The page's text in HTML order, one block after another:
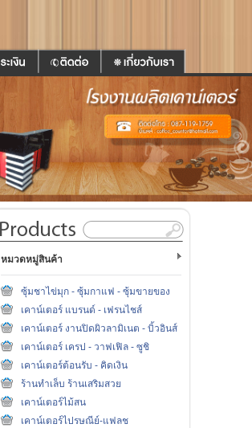
หมวดหมู่สินค้า
ซุ้มชาไข่มุก - ซุ้มกาแฟ - ซุ้มขายของ
เคาน์เตอร์ แบรนด์ - เฟรนไชส์
เคาน์เตอร์ งานปิดผิวลามิเนต - บิ้วอินส์
เคาน์เตอร์ เครป - วาฟเฟิล - ซูชิ
เคาน์เตอร์ต้อนรับ - คิดเงิน
ร้านทำเล็บ ร้านเสริมสวย
เคาน์เตอร์ไม้สน
เคาน์เตอร์ไปรษณีย์-แฟลช